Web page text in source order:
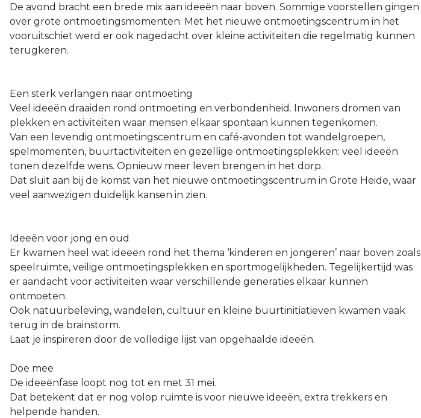
De avond bracht een brede mix aan ideeën naar boven. Sommige voorstellen gingen
over grote ontmoetingsmomenten. Met het nieuwe ontmoetingscentrum in het
vooruitschiet werd er ook nagedacht over kleine activiteiten die regelmatig kunnen
terugkeren.
Een sterk verlangen naar ontmoeting
Veel ideeën draaiden rond ontmoeting en verbondenheid. Inwoners dromen van
plekken en activiteiten waar mensen elkaar spontaan kunnen tegenkomen.
Van een levendig ontmoetingscentrum en café-avonden tot wandelgroepen,
spelmomenten, buurtactiviteiten en gezellige ontmoetingsplekken: veel ideeën
tonen dezelfde wens. Opnieuw meer leven brengen in het dorp.
Dat sluit aan bij de komst van het nieuwe ontmoetingscentrum in Grote Heide, waar
veel aanwezigen duidelijk kansen in zien.
Ideeën voor jong en oud
Er kwamen heel wat ideeën rond het thema ‘kinderen en jongeren’ naar boven zoals
speelruimte, veilige ontmoetingsplekken en sportmogelijkheden. Tegelijkertijd was
er aandacht voor activiteiten waar verschillende generaties elkaar kunnen
ontmoeten.
Ook natuurbeleving, wandelen, cultuur en kleine buurtinitiatieven kwamen vaak
terug in de brainstorm.
Laat je inspireren door de volledige lijst van opgehaalde ideeën.
Doe mee
De ideeënfase loopt nog tot en met 31 mei.
Dat betekent dat er nog volop ruimte is voor nieuwe ideeën, extra trekkers en
helpende handen.